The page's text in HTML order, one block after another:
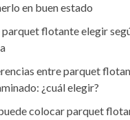
en buen estado
parquet flotante elegir
entre parquet
¿cuál elegir?
colocar parquet